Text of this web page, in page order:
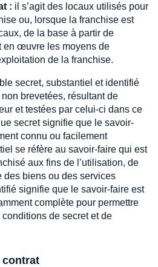
: il s’agit des locaux utilisés pour
ou, lorsque la franchise est
de la base à partir de
en œuvre les moyens de
de la franchise.
secret, substantiel et identifié
brevetées, résultant de
et testées par celui-ci dans ce
secret signifie que le savoir-
connu ou facilement
se réfère au savoir-faire qui est
aux fins de l’utilisation, de
des biens ou des services
signifie que le savoir-faire est
complète pour permettre
de secret et de
contrat